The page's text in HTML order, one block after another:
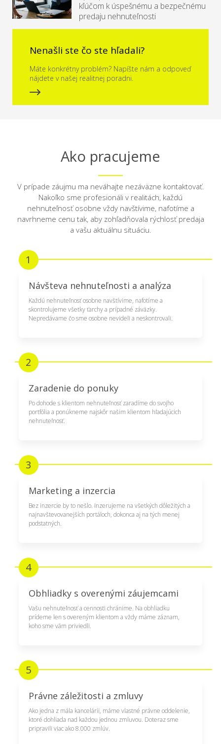
kľúčom k úspešnému a bezpečnému
predaju nehnuteľnosti
Nenašli ste čo ste hľadali?
Máte konkrétny problém? Napíšte nám a odpoveď
nájdete v našej realitnej poradni.
Ako pracujeme
V prípade záujmu ma neváhajte nezáväzne kontaktovať.
Nakoľko sme profesionáli v realitách, každú
nehnuteľnosť osobne vždy navštívime, nafotíme a
navrhneme cenu tak, aby zohľadňovala rýchlosť predaja
a vašu aktuálnu situáciu.
1
Návšteva nehnuteľnosti a analýza
Každú nehnuteľnosť osobne navštívime, nafotíme a
skontrolujeme všetky ťarchy a prípadné záväzky.
Nepredávame čo sme osobne nevideli a neskontrovali.
2
Zaradenie do ponuky
Po dohode s klientom nehnuteľnosť zaradíme do svojho
portfólia a ponúkneme najskôr našim klientom hľadajúcich
nehnuteľnosť.
3
Marketing a inzercia
Bez inzercie by to nešlo. Inzerujeme na všetkých dôležitých a
najnavštevovanejších portáloch, dokonca aj na tých menej
podstatných.
4
Obhliadky s overenými záujemcami
Vašu nehnuteľnosť a cennosti chránime. Na obhliadku
prídeme len s overeným klientom a vždy máme záznam,
koho sme vám priviedli.
5
Právne záležitosti a zmluvy
Ako jedna z mála kancelárii, máme vlastné právne oddelenie,
ktoré dohliada nad každou jednou zmluvou. Doteraz sme
pripravili viac ako 8.000 zmlúv.